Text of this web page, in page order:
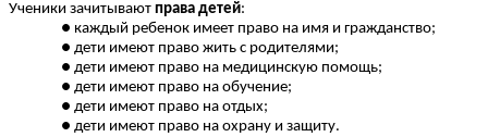
Ученики зачитывают права детей:
каждый ребенок имеет право на имя и гражданство;
дети имеют право жить с родителями;
дети имеют право на медицинскую помощь;
дети имеют право на обучение;
дети имеют право на отдых;
дети имеют право на охрану и защиту.